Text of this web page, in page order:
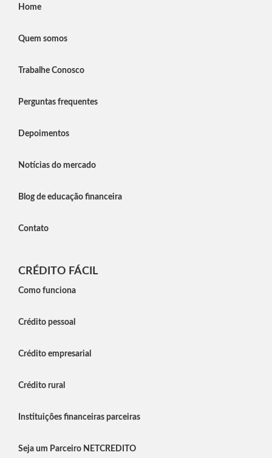
Home
Quem somos
Trabalhe Conosco
Perguntas frequentes
Depoimentos
Notícias do mercado
Blog de educação financeira
Contato
CRÉDITO FÁCIL
Como funciona
Crédito pessoal
Crédito empresarial
Crédito rural
Instituições financeiras parceiras
Seja um Parceiro NETCREDITO